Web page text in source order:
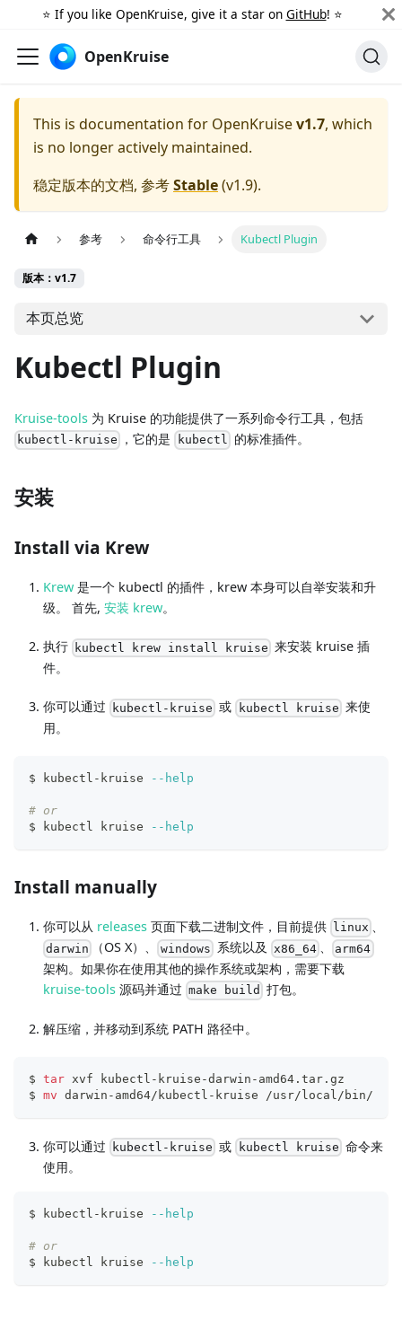
⭐️ If you like OpenKruise, give it a star on GitHub! ⭐️
OpenKruise
This is documentation for OpenKruisev1.7, which
is no longer actively maintained.
稳定版本的文档, 参考Stable(v1.9).
参考 命令行工具 Kubectl Plugin
版本：v1.7
本页总览
Kubectl Plugin
Kruise-tools 为 Kruise 的功能提供了一系列命令行工具，包括
kubectl-kruise ，它的是 kubectl 的标准插件。
安装
Install via Krew
Krew 是一个 kubectl 的插件，krew 本身可以自举安装和升
级。 首先, 安装 krew。
执行 kubectl krew install kruise 来安装 kruise 插
件。
你可以通过 kubectl-kruise 或 kubectl kruise 来使
用。
$ kubectl-kruise --help
# or
$ kubectl kruise
--help
Install manually
你可以从 releases 页面下载二进制文件，目前提供 linux
darwin （OS X）、 windows 系统以及 x86_64 、 arm64
架构。如果你在使用其他的操作系统或架构，需要下载
kruise-tools 源码并通过 make build 打包。
解压缩，并移动到系统 PATH 路径中。
$ tar xvf kubectl-kruise-darwin-amd64.tar.gz
$ mv darwin-amd64/kubectl-kruise /usr/local/bin/
你可以通过 kubectl-kruise 或 kubectl kruise 命令来
使用。
$ kubectl-kruise --help
# or
$ kubectl kruise
--help